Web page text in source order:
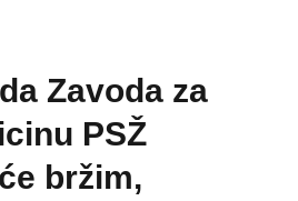
Zavoda za
PSŽ
bržim,